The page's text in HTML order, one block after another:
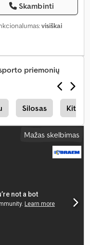
Skambinti
visiškai
priemonių
Silosas Kiti
Mažas skelbimas